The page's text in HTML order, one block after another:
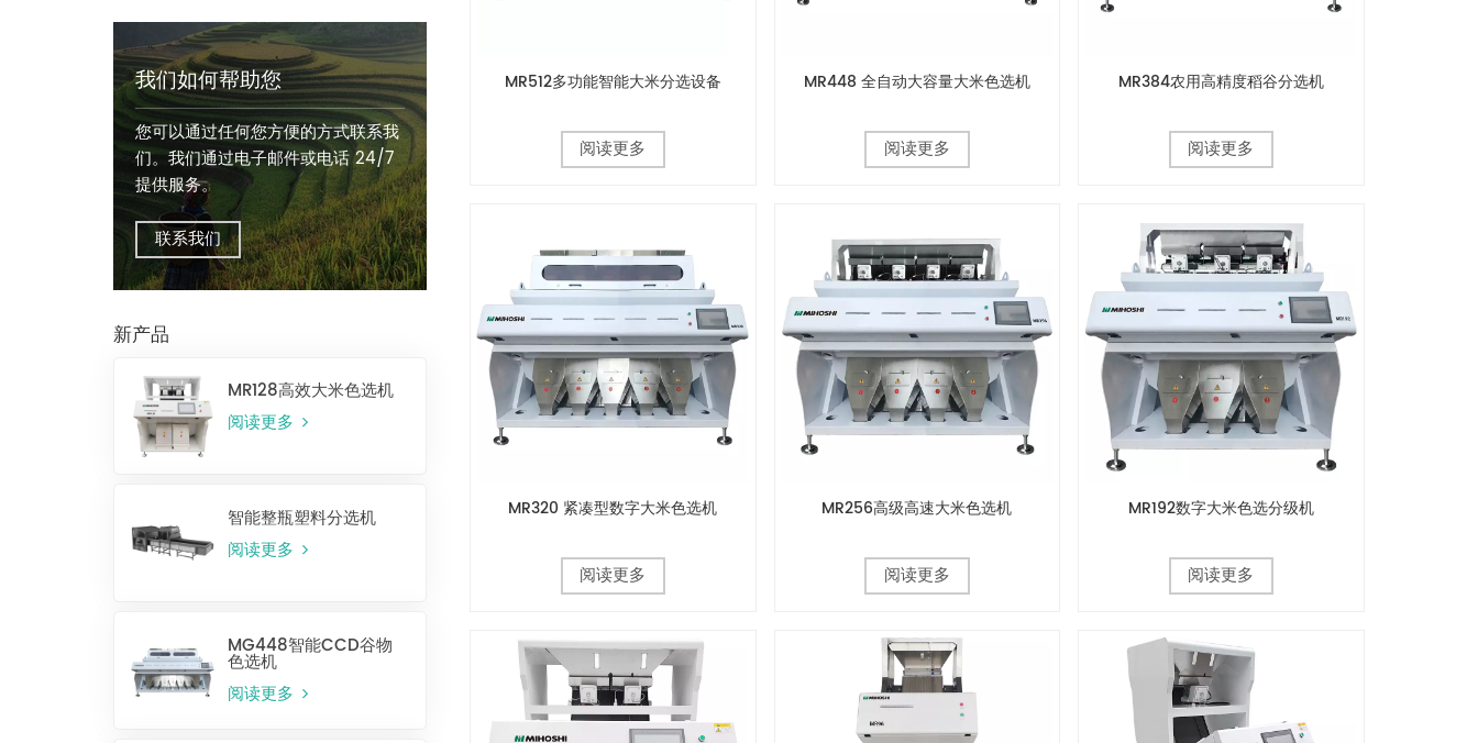
我们如何帮助您
您可以通过任何您方便的方式联系我
们。我们通过电子邮件或电话 24/7
提供服务。
联系我们
新产品
MR128高效大米色选机
阅读更多
智能整瓶塑料分选机
阅读更多
MG448智能CCD谷物
色选机
阅读更多
MR512多功能智能大米分选设备
阅读更多
MR448 全自动大容量大米色选机
阅读更多
MR384农用高精度稻谷分选机
阅读更多
MR320 紧凑型数字大米色选机
阅读更多
MR256高级高速大米色选机
阅读更多
MR192数字大米色选分级机
阅读更多